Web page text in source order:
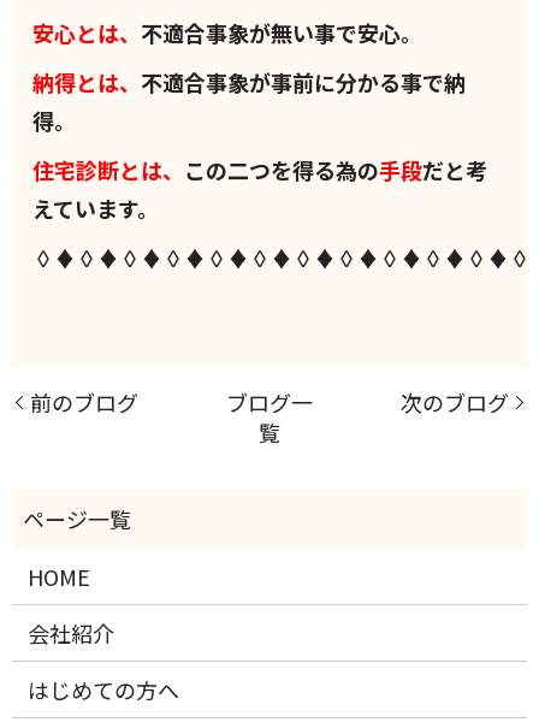
安心とは、 不適合事象が無い事で安心。
納得とは、 不適合事象が事前に分かる事で納
得。
住宅診断とは、 この二つを得る為の手段だと考
えています。
前のブログ
ブログ一
覧
次のブログ
HOME
会社紹介
はじめての方へ